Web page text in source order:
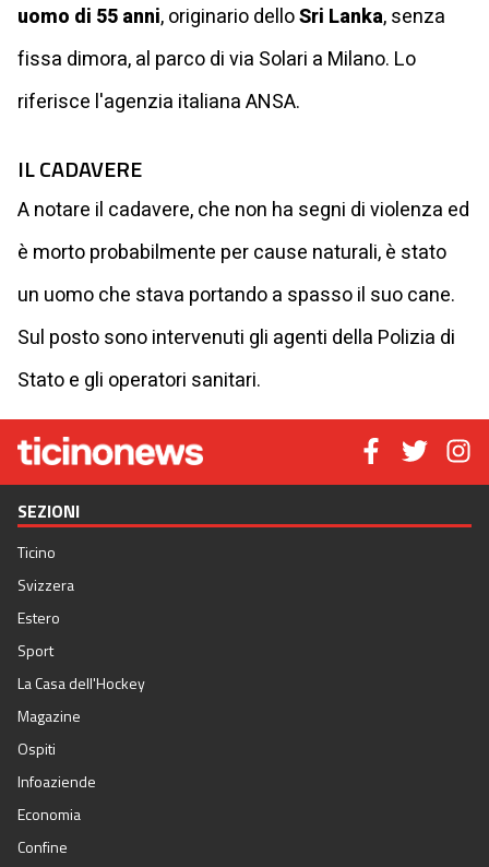
uomo di 55 anni, originario delloSri Lanka, senza
fissa dimora, al parco di via Solari a Milano. Lo
riferisce l'agenzia italiana ANSA.
IL CADAVERE
A notare il cadavere, che non ha segni di violenza ed
è morto probabilmente per cause naturali, è stato
un uomo che stava portando a spasso il suo cane.
Sul posto sono intervenuti gli agenti della Polizia di
Stato e gli operatori sanitari.
SEZIONI
Ticino
Svizzera
Estero
Sport
La Casa dell'Hockey
Magazine
Ospiti
Infoaziende
Economia
Confine